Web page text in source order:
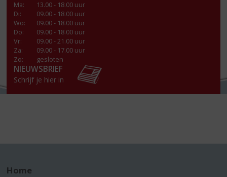
Ma:
13.00 - 18.00 uur
Di:
09.00 - 18.00 uur
Wo:
09.00 - 18.00 uur
Do:
09.00 - 18.00 uur
Vr:
09.00 - 21.00 uur
Za:
09.00 - 17.00 uur
Zo:
gesloten
NIEUWSBRIEF
Schrijf je hier in
Home